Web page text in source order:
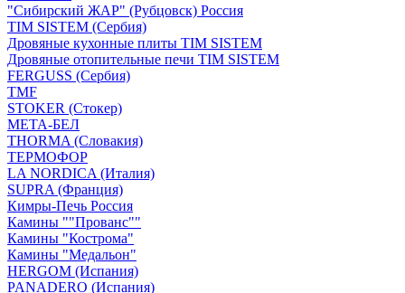
"Сибирский ЖАР" (Рубцовск) Россия
TIM SISTEM (Сербия)
Дровяные кухонные плиты TIM SISTEM
Дровяные отопительные печи TIM SISTEM
FERGUSS (Сербия)
TMF
STOKER (Стокер)
МЕТА-БЕЛ
THORMA (Словакия)
ТЕРМОФОР
LA NORDICA (Италия)
SUPRA (Франция)
Кимры-Печь Россия
Камины ""Прованс""
Камины "Кострома"
Камины "Медальон"
HERGOM (Испания)
PANADERO (Испания)